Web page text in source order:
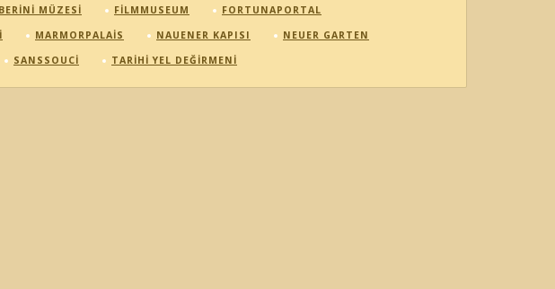
MÜZESI FILMMUSEUM
FORTUNAPORTAL
MARMORPALAIS NAUENER KAPISI
NEUER GARTEN
SANSSOUCI TARIHI YEL DEĞIRMENI